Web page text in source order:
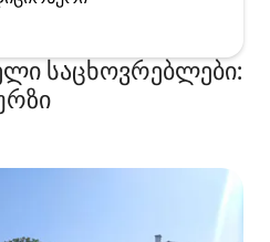
საცხოვრებლები: